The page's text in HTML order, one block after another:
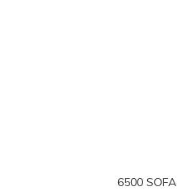
6500 SOFA